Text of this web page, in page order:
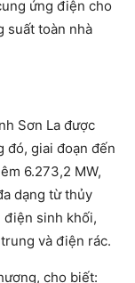
ứng điện cho
suất toàn nhà
Sơn La được
đó, giai đoạn đến
6.273,2 MW,
dạng từ thủy
sinh khối,
và điện rác.
cho biết: